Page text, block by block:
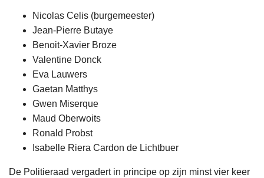
Nicolas Celis (burgemeester)
Jean-Pierre Butaye
Benoit-Xavier Broze
Valentine Donck
Eva Lauwers
Gaetan Matthys
Gwen Miserque
Maud Oberwoits
Ronald Probst
Isabelle Riera Cardon de Lichtbuer
De Politieraad vergadert in principe op zijn minst vier keer